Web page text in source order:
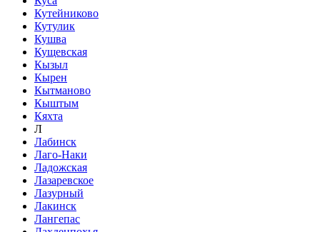
Кутейниково
Кутулик
Кушва
Кущевская
Кызыл
Кырен
Кытманово
Кыштым
Кяхта
Л
Лабинск
Лаго-Наки
Ладожская
Лазаревское
Лазурный
Лакинск
Лангепас